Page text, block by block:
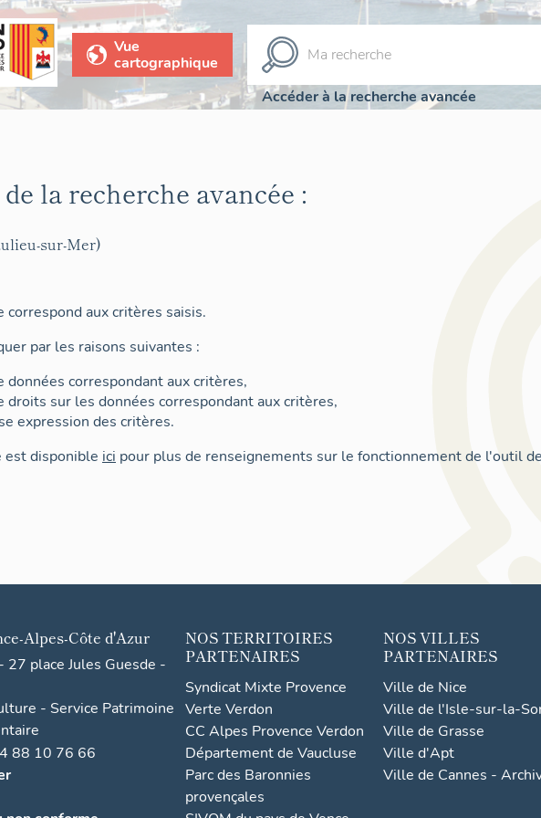
Vue
cartographique
Accéder à la recherche avancée
la recherche avancée :
sur-Mer)
aux critères saisis.
par les raisons suivantes :
données correspondant aux critères,
droits sur les données correspondant aux critères,
expression des critères.
est disponible ici pour plus de renseignements sur le fonctionnement de l'outil
Alpes-Côte d'Azur
27 place Jules Guesde -
- Service Patrimoine
88 10 76 66
NOS TERRITOIRES
PARTENAIRES
Syndicat Mixte Provence
Verte Verdon
CC Alpes Provence Verdon
Département de Vaucluse
Parc des Baronnies
provençales
NOS VILLES
PARTENAIRES
Ville de Nice
Ville de l'Isle-sur-la-
Ville de Grasse
Ville d'Apt
Ville de Cannes -